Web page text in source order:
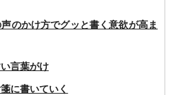
のかけ方でグッと書く意欲が高ま
言葉がけ
に書いていく